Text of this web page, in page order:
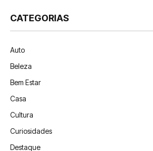
CATEGORIAS
Auto
Beleza
Bem Estar
Casa
Cultura
Curiosidades
Destaque